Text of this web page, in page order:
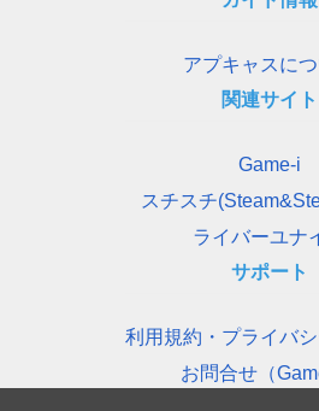
アプキャスに
関連サイト
Game-i
スチスチ
ライバーユナ
サポート
利用規約・プライバ
お問合せ（